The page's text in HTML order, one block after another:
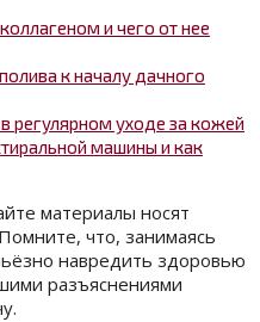
и чего от нее
к началу дачного
регулярном уходе за кожей
машины и как
материалы носят
что, занимаясь
навредить здоровью
разъяснениями